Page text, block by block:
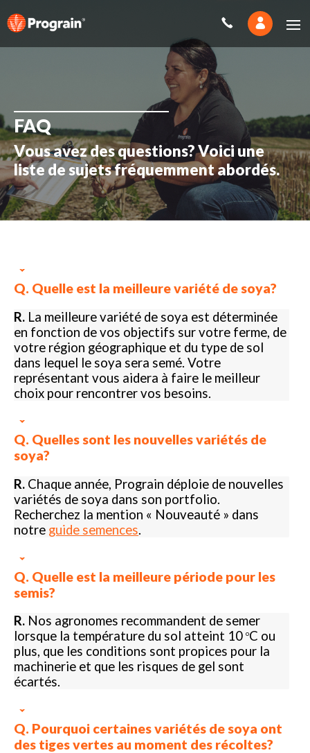
FAQ
Vous avez des questions? Voici une
liste de sujets fréquemment abordés.
Q. Quelle est la meilleure variété de soya?
R. La meilleure variété de soya est déterminée
en fonction de vos objectifs sur votre ferme, de
votre région géographique et du type de sol
dans lequel le soya sera semé. Votre
représentant vous aidera à faire le meilleur
choix pour rencontrer vos besoins.
Q. Quelles sont les nouvelles variétés de
soya?
R. Chaque année, Prograin déploie de nouvelles
variétés de soya dans son portfolio.
Recherchez la mention « Nouveauté » dans
notre guide semences.
Q. Quelle est la meilleure période pour les
semis?
R. Nos agronomes recommandent de semer
lorsque la température du sol atteint 10oC ou
plus, que les conditions sont propices pour la
machinerie et que les risques de gel sont
écartés.
Q. Pourquoi certaines variétés de soya ont
des tiges vertes au moment des récoltes?